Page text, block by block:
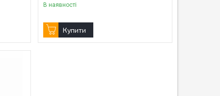
В наявності
Купити